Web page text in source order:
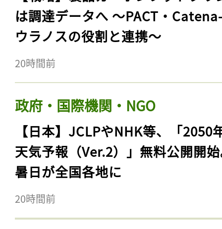
は調達データへ 〜PACT・
ウラノスの役割と連携〜
20時間前
政府・国際機関・NGO
【日本】JCLPやNHK等、「2050
天気予報（Ver.2）」無料公開開
暑日が全国各地に
20時間前